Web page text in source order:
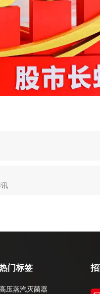
门标签
压蒸汽灭菌器